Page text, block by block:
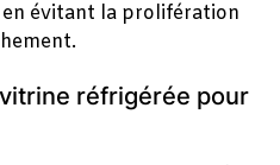
évitant la prolifération
réfrigérée pour